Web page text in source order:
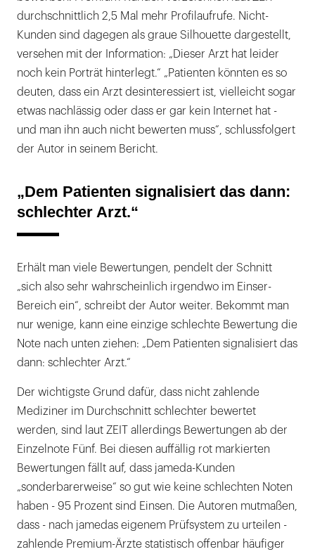
durchschnittlich 2,5 Mal mehr Profilaufrufe. Nicht-
Kunden sind dagegen als graue Silhouette dargestellt,
versehen mit der Information: „Dieser Arzt hat leider
noch kein Porträt hinterlegt.“ „Patienten könnten es so
deuten, dass ein Arzt desinteressiert ist, vielleicht sogar
etwas nachlässig oder dass er gar kein Internet hat -
und man ihn auch nicht bewerten muss“, schlussfolgert
der Autor in seinem Bericht.
„Dem Patienten signalisiert das dann:
schlechter Arzt.“
Erhält man viele Bewertungen, pendelt der Schnitt
„sich also sehr wahrscheinlich irgendwo im Einser-
Bereich ein“, schreibt der Autor weiter. Bekommt man
nur wenige, kann eine einzige schlechte Bewertung die
Note nach unten ziehen: „Dem Patienten signalisiert das
dann: schlechter Arzt.“
Der wichtigste Grund dafür, dass nicht zahlende
Mediziner im Durchschnitt schlechter bewertet
werden, sind laut ZEIT allerdings Bewertungen ab der
Einzelnote Fünf. Bei diesen auffällig rot markierten
Bewertungen fällt auf, dass jameda-Kunden
„sonderbarerweise“ so gut wie keine schlechten Noten
haben - 95 Prozent sind Einsen. Die Autoren mutmaßen,
dass - nach jamedas eigenem Prüfsystem zu urteilen -
zahlende Premium-Ärzte statistisch offenbar häufiger